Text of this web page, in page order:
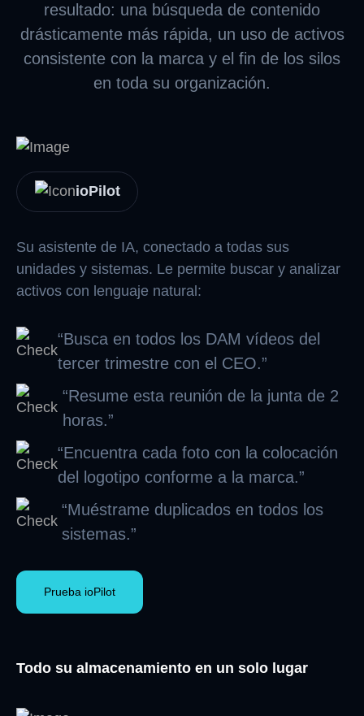
resultado: una búsqueda de contenido
drásticamente más rápida, un uso de activos
consistente con la marca y el fin de los silos
en toda su organización.
ioPilot
Su asistente de IA, conectado a todas sus
unidades y sistemas. Le permite buscar y analizar
activos con lenguaje natural:
“Busca en todos los DAM vídeos del
tercer trimestre con el CEO.”
“Resume esta reunión de la junta de 2
horas.”
“Encuentra cada foto con la colocación
del logotipo conforme a la marca.”
“Muéstrame duplicados en todos los
sistemas.”
Prueba ioPilot
Todo su almacenamiento en un solo lugar